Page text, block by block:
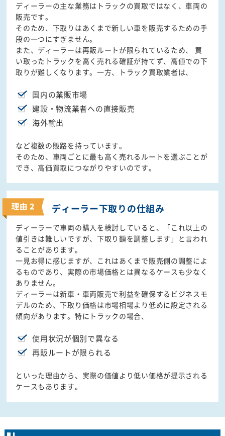
ディーラーの主な業務はトラックの買取ではなく、車両の
販売です。
そのため、下取りはあくまで新しい車を販売するための手
段の一つにすぎません。
また、ディーラーは再販ルートが限られているため、 買
い取ったトラックを高く売れる確証が持てず、高値での下
取りが難しくなります。一方、トラック買取業者は、
国内の業販市場
建設・物流業者への直接販売
海外輸出
など複数の販路を持っています。
そのため、車両ごとに最も高く売れるルートを選ぶことが
でき、高価買取につながりやすいのです。
ディーラー下取りの仕組み
ディーラーで車両の購入を検討していると、「これ以上の
値引きは難しいですが、下取り額を調整します」と言われ
ることがあります。
一見お得に感じますが、これはあくまで販売側の調整によ
るものであり、実際の市場価格とは異なるケースも少なく
ありません。
ディーラーは新車・車両販売で利益を確保するビジネスモ
デルのため、下取り価格は市場相場より低めに設定される
傾向があります。特にトラックの場合、
使用状況が個別で異なる
再販ルートが限られる
といった理由から、実際の価値より低い価格が提示される
ケースもあります。